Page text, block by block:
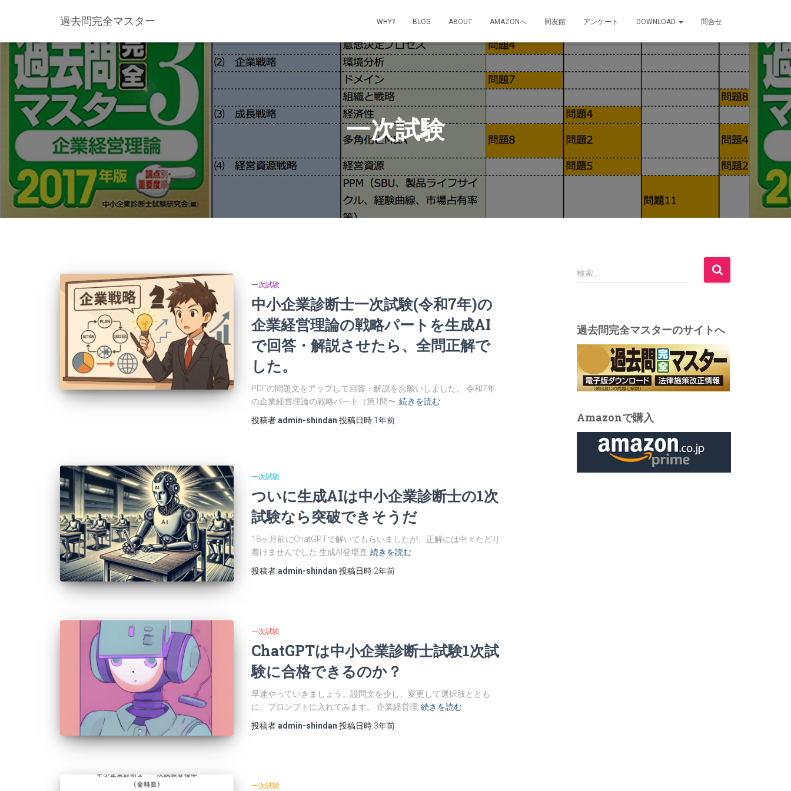
過去問完全マスター WHY? BLOG ABOUT AMAZONへ 同友館 アンケート DOWNLOAD 問合せ
一次試験
一次試験
中小企業診断士一次試験(令和7年)の
企業経営理論の戦略パートを生成AI
で回答・解説させたら、全問正解で
した。
PDFの問題文をアップして回答・解説をお願いしました。 令和7年
の企業経営理論の戦略パート（第1問〜 続きを読む
投稿者:admin-shindan 投稿日時:1年前
一次試験
ついに生成AIは中小企業診断士の1次
試験なら突破できそうだ
18ヶ月前にChatGPTで解いてもらいましたが、正解には中々たどり
着けませんでした 生成AI登場直 続きを読む
投稿者:admin-shindan 投稿日時:2年前
一次試験
ChatGPTは中小企業診断士試験1次試
験に合格できるのか？
早速やっていきましょう。設問文を少し、変更して選択肢ととも
に、プロンプトに入れてみます。 企業経営理 続きを読む
投稿者:admin-shindan 投稿日時:3年前
一次試験
検
索
検索…
過去問完全マスターのサイトへ
Amazonで購入